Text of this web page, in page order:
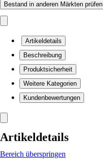
Bestand in anderen Märkten prüfen
Artikeldetails
Beschreibung
Produktsicherheit
Weitere Kategorien
Kundenbewertungen
Artikeldetails
Bereich überspringen